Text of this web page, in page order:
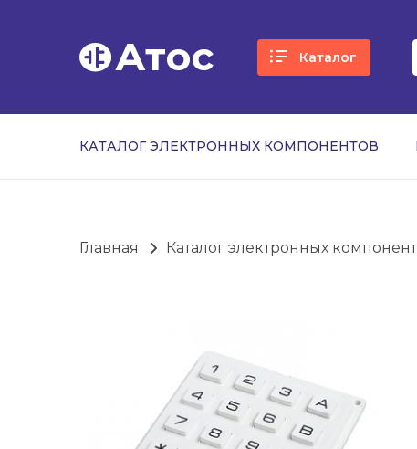
Атос Каталог
КАТАЛОГ ЭЛЕКТРОННЫХ КОМПОНЕНТОВ
Главная Каталог электронных